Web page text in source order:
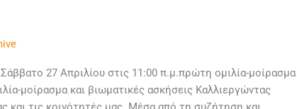
27 Απριλίου στις 11:00 π.μ.πρώτη ομιλία-μοίρασμα
μοίρασμα και βιωματικές ασκήσεις Καλλιεργώντας